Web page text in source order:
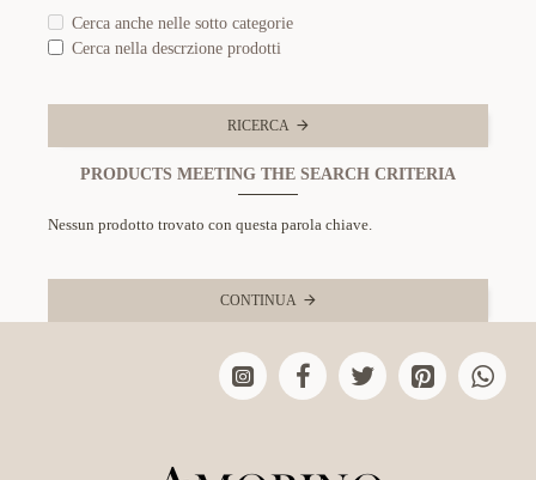
Cerca anche nelle sotto categorie
Cerca nella descrzione prodotti
RICERCA
PRODUCTS MEETING THE SEARCH CRITERIA
Nessun prodotto trovato con questa parola chiave.
CONTINUA